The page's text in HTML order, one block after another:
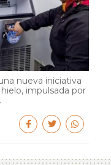
nueva iniciativa
impulsada por